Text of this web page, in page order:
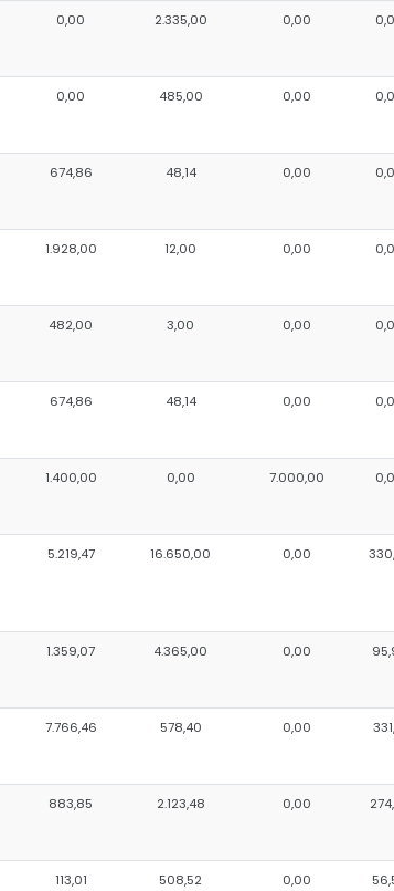
0,00 2.335,00 0,00
0,00 485,00 0,00
674,86 48,14 0,00
1.928,00 12,00 0,00
482,00 3,00 0,00
674,86 48,14 0,00
1.400,00 0,00 7.000,00
5.219,47 16.650,00 0,00
1.359,07 4.365,00 0,00
7.766,46 578,40 0,00
883,85 2.123,48 0,00
113,01 508,52 0,00